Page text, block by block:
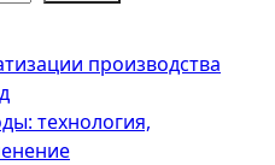
производства
технология,